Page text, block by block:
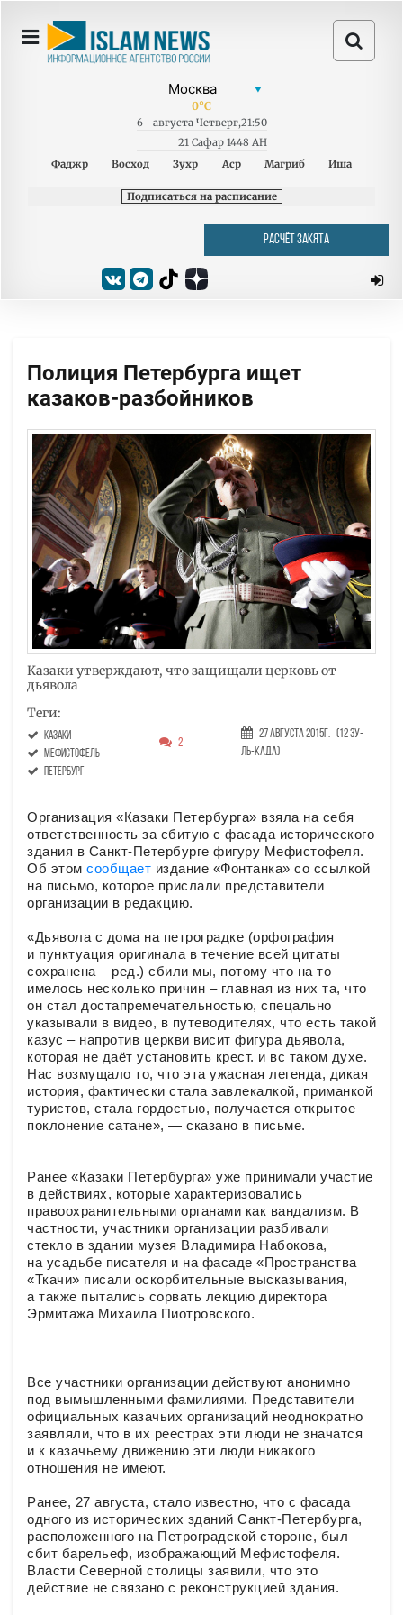
0°C
6 августа Четверг,21:50
21 Сафар 1448 AH
Фаджр
Восход Зухр Аср Магриб Иша
Подписаться на расписание
РАСЧЁТ ЗАКЯТА
Полиция Петербурга ищет
казаков-разбойников
Казаки утверждают, что защищали церковь от
дьявола
Теги:
казаки
Мефистофель
петербург
2
27 Августа 2015г. (12 Зу-
ль-када)
Организация «Казаки Петербурга» взяла на себя
ответственность за сбитую с фасада исторического
здания в Санкт-Петербурге фигуру Мефистофеля.
Об этом сообщает издание «Фонтанка» со ссылкой
на письмо, которое прислали представители
организации в редакцию.
«Дьявола с дома на петроградке (орфография
и пунктуация оригинала в течение всей цитаты
сохранена – ред.) сбили мы, потому что на то
имелось несколько причин – главная из них та, что
он стал достапремечательностью, спецально
указывали в видео, в путеводителях, что есть такой
казус – напротив церкви висит фигура дьявола,
которая не даёт установить крест. и вс таком духе.
Нас возмущало то, что эта ужасная легенда, дикая
история, фактически стала завлекалкой, приманкой
туристов, стала гордостью, получается открытое
поклонение сатане», — сказано в письме.
Ранее «Казаки Петербурга» уже принимали участие
в действиях, которые характеризовались
правоохранительными органами как вандализм. В
частности, участники организации разбивали
стекло в здании музея Владимира Набокова,
на усадьбе писателя и на фасаде «Пространства
«Ткачи» писали оскорбительные высказывания,
а также пытались сорвать лекцию директора
Эрмитажа Михаила Пиотровского.
Все участники организации действуют анонимно
под вымышленными фамилиями. Представители
официальных казачьих организаций неоднократно
заявляли, что в их реестрах эти люди не значатся
и к казачьему движению эти люди никакого
отношения не имеют.
Ранее, 27 августа, стало известно, что с фасада
одного из исторических зданий Санкт-Петербурга,
расположенного на Петроградской стороне, был
сбит барельеф, изображающий Мефистофеля.
Власти Северной столицы заявили, что это
действие не связано с реконструкцией здания.